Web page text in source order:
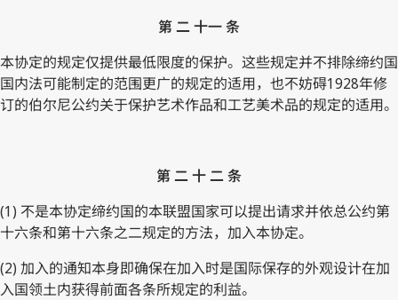
第 二 十一 条
本协定的规定仅提供最低限度的保护。这些规定并不排除缔约国
国内法可能制定的范围更广的规定的适用，也不妨碍1928年修
订的伯尔尼公约关于保护艺术作品和工艺美术品的规定的适用。
第 二 十 二 条
(1) 不是本协定缔约国的本联盟国家可以提出请求并依总公约第
十六条和第十六条之二规定的方法，加入本协定。
(2) 加入的通知本身即确保在加入时是国际保存的外观设计在加
入国领土内获得前面各条所规定的利益。